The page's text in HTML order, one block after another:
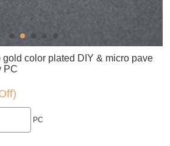
color plated DIY & micro pave
PC
PC